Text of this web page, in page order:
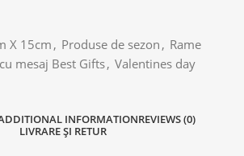
X 15cm , Produse de sezon , Rame
mesaj Best Gifts, Valentines day
INFORMATIONREVIEWS (0)
LIVRARE ȘI RETUR